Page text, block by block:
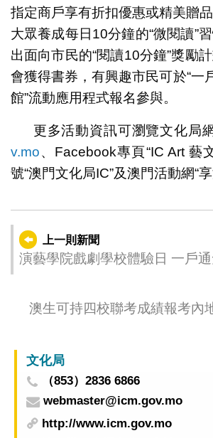
指定商戶享有折扣優惠或精美贈
大眾養成每日10分鐘的“微閱讀”
出面向市民的“閱讀10分鐘”獎勵
會獲得書券，有興趣市民可於“一
館”流動應用程式報名參與。
更多活動資訊可瀏覽文化局
v.mo、Facebook專頁“IC Art 藝
號“澳門文化局IC”及澳門活動網“享
上一則新聞
演藝學院戲劇學校體驗日 一戶
澳生可持四校聯考成績報考內
文化局
（853）2836 6866
webmaster@icm.gov.mo
http://www.icm.gov.mo